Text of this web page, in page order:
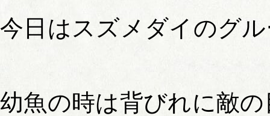
今日はスズメダイのグ
幼魚の時は背びれに敵